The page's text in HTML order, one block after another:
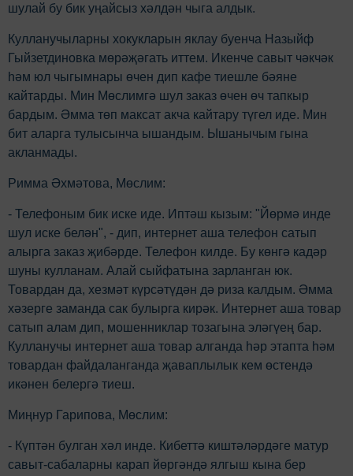
шулай бу бик уңайсыз хәлдән чыга алдык.
Кулланучыларны хокукларын яклау буенча Назыйф
Гыйзетдиновка мөрәҗәгать иттем. Икенче савыт чәкчәк
һәм юл чыгымнары өчен дип кафе тиешле бәяне
кайтарды. Мин Мөслимгә шул заказ өчен өч тапкыр
бардым. Әмма төп максат акча кайтару түгел иде. Мин
бит аларга тулысынча ышандым. Ышанычым гына
акланмады.
Римма Әхмәтова, Мөслим:
- Телефоным бик иске иде. Иптәш кызым: "Йөрмә инде
шул иске белән", - дип, интернет аша телефон сатып
алырга заказ җибәрде. Телефон килде. Бу көнгә кадәр
шуны кулланам. Алай сыйфатына зарланган юк.
Товардан да, хезмәт күрсәтүдән дә риза калдым. Әмма
хәзерге заманда сак булырга кирәк. Интернет аша товар
сатып алам дип, мошенниклар тозагына эләгүең бар.
Кулланучы интернет аша товар алганда һәр этапта һәм
товардан файдаланганда җаваплылык кем өстендә
икәнен белергә тиеш.
Миңнур Гарипова, Мөслим:
- Күптән булган хәл инде. Кибеттә киштәләрдәге матур
савыт-сабаларны карап йөргәндә ялгыш кына бер